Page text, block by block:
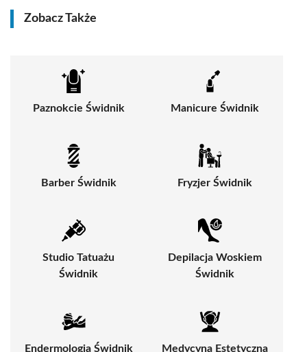
Zobacz Także
Paznokcie Świdnik Manicure Świdnik
Barber Świdnik Fryzjer Świdnik
Studio Tatuażu
Świdnik
Depilacja Woskiem
Świdnik
Endermologia Świdnik Medycyna Estetyczna